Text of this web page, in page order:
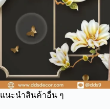
แนะนำสินค้าอื่น ๆ